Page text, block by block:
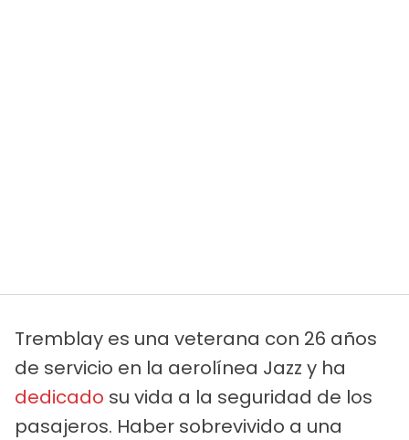
Tremblay es una veterana con 26 años
de servicio en la aerolínea Jazz y ha
dedicado su vida a la seguridad de los
pasajeros. Haber sobrevivido a una